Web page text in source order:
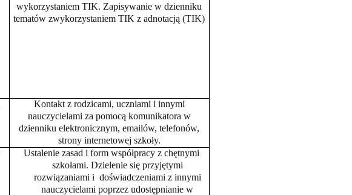
wykorzystaniem TIK. Zapisywanie w dzienniku
tematów zwykorzystaniem TIK z adnotacją (TIK)
Kontakt z rodzicami, uczniami i innymi
nauczycielami za pomocą komunikatora w
dzienniku elektronicznym, emailów, telefonów,
strony internetowej szkoły.
Ustalenie zasad i form współpracy z chętnymi
szkołami. Dzielenie się przyjętymi
rozwiązaniami i doświadczeniami z innymi
nauczycielami poprzez udostępnianie w